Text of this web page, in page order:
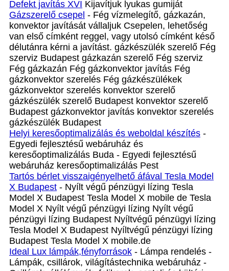
Defekt javítás XVI Kijavítjuk lyukas gumiját
Gázszerelő csepel - Fég vízmelegítő, gázkazán,
konvektor javítását vállaljuk Csepelen, lehetőség
van első címként reggel, vagy utolsó címként késő
délutánra kérni a javítást. gázkészülék szerelő Fég
szerviz Budapest gázkazán szerelő Fég szerviz
Fég gázkazán Fég gázkonvektor javítás Fég
gázkonvektor szerelés Fég gázkészülékek
gázkonvektor szerelés konvektor szerelő
gázkészülék szerelő Budapest konvektor szerelő
Budapest gázkonvektor javítás konvektor szerelés
gázkészülék Budapest
Helyi keresőoptimalizálás és weboldal készítés -
Egyedi fejlesztésű webáruház és
keresőoptimalizálás Buda - Egyedi fejlesztésű
webáruház keresőoptimalizálás Pest
Tartós bérlet visszaigényelhető áfával Tesla Model
X Budapest - Nyílt végű pénzügyi lízing Tesla
Model X Budapest Tesla Model X mobile de Tesla
Model X Nyílt végű pénzügyi lízing Nyílt végű
pénzügyi lízing Budapest Nyíltvégű pénzügyi lízing
Tesla Model X Budapest Nyíltvégű pénzügyi lízing
Budapest Tesla Model X mobile.de
Ideal Lux lámpák,fényforrások - Lámpa rendelés -
Lámpák, csillárok, világítástechnika webáruház -